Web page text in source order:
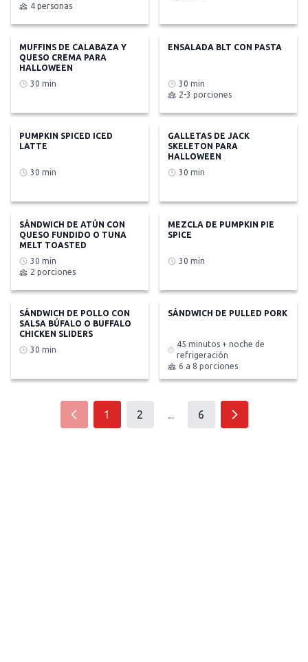
4 personas
MUFFINS DE CALABAZA Y
QUESO CREMA PARA
HALLOWEEN
30 min
ENSALADA BLT CON PASTA
30 min
2-3 porciones
PUMPKIN SPICED ICED
LATTE
30 min
GALLETAS DE JACK
SKELETON PARA
HALLOWEEN
30 min
SÁNDWICH DE ATÚN CON
QUESO FUNDIDO O TUNA
MELT TOASTED
30 min
2 porciones
MEZCLA DE PUMPKIN PIE
SPICE
30 min
SÁNDWICH DE POLLO CON
SALSA BÚFALO O BUFFALO
CHICKEN SLIDERS
30 min
SÁNDWICH DE PULLED PORK
45 minutos + noche de
refrigeración
6 a 8 porciones
1 2 6